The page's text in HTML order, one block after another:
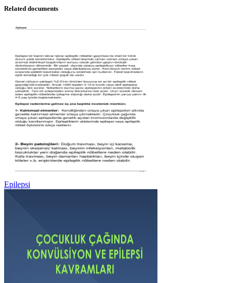
Related documents
Epilepsi